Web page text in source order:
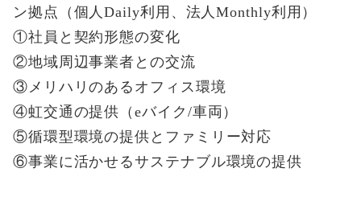
ン拠点（個人Daily利用、法人Monthly利用）
①社員と契約形態の変化
②地域周辺事業者との交流
③メリハリのあるオフィス環境
④虹交通の提供（eバイク/車両）
⑤循環型環境の提供とファミリー対応
⑥事業に活かせるサステナブル環境の提供